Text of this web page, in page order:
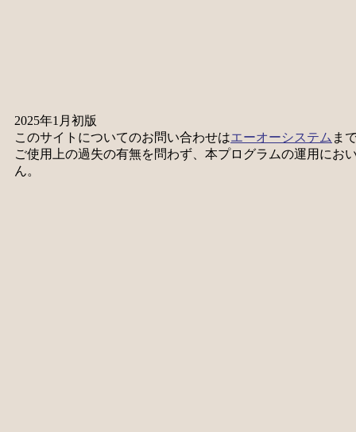
2025年1月初版
このサイトについてのお問い合わせはエーオーシステム ま
ご使用上の過失の有無を問わず、本プログラムの運用に
ん。